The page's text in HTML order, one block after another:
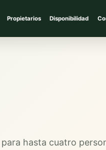
Propietarios Disponibilidad
hasta cuatro